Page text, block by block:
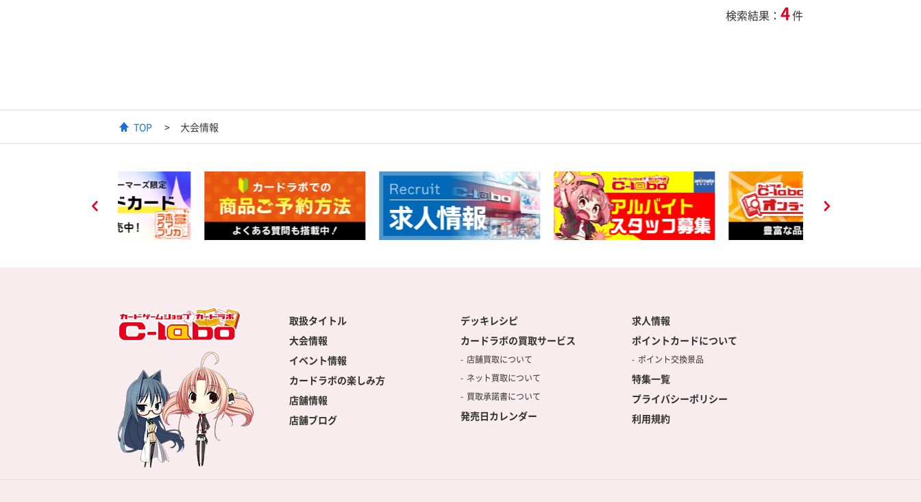
検索結果： 4件
TOP 大会情報
取扱タイトル
大会情報
イベント情報
カードラボの楽しみ方
店舗情報
店舗ブログ
デッキレシピ
カードラボの買取サービス
店舗買取について
ネット買取について
買取承諾書について
発売日カレンダー
求人情報
ポイントカードについて
ポイント交換景品
特集一覧
プライバシーポリシー
利用規約